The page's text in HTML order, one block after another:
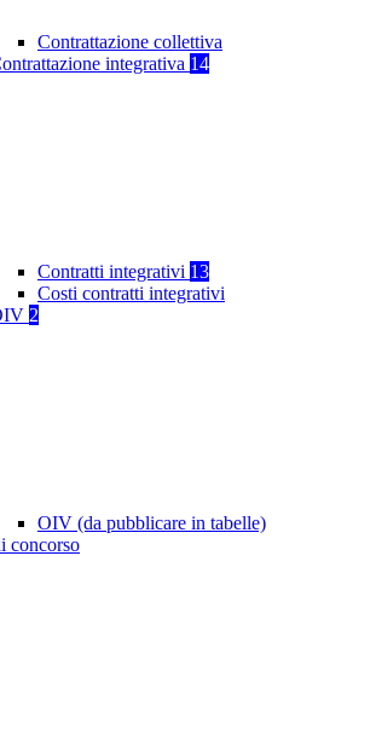
Contrattazione collettiva
integrativa 14
Contratti integrativi 13
Costi contratti integrativi
2
OIV (da pubblicare in tabelle)
concorso